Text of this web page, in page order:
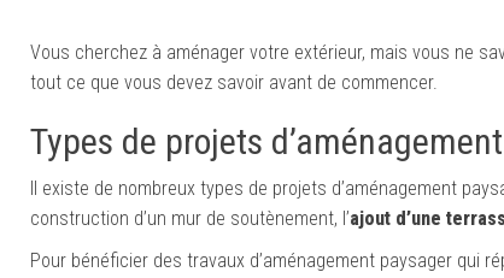
Vous cherchez à aménager votre extérieur, mais vous ne
tout ce que vous devez savoir avant de commencer.
Types de projets
Il existe de nombreux types de projets d’aménagement
construction d’un mur de soutènement, l’ajout d’une
Pour bénéficier des travaux d’aménagement paysager qui